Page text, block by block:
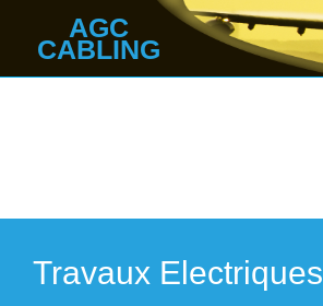
AGC
CABLING
Travaux Electriques